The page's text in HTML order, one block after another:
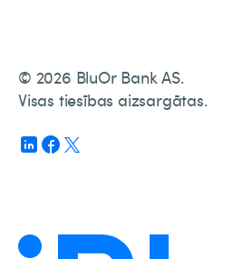
© 2026 BluOr Bank AS.
Visas tiesības aizsargātas.